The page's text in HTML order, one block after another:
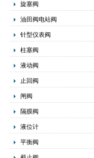
旋塞阀
油田阀电站阀
针型仪表阀
柱塞阀
液动阀
止回阀
闸阀
隔膜阀
液位计
平衡阀